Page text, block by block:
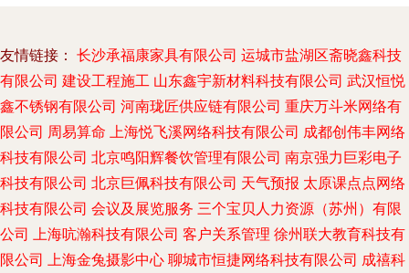
友情链接： 长沙承福康家具有限公司 运城市盐湖区斋晓鑫科技
有限公司 建设工程施工 山东鑫宇新材料科技有限公司 武汉恒悦
鑫不锈钢有限公司 河南珑匠供应链有限公司 重庆万斗米网络有
限公司 周易算命 上海悦飞溪网络科技有限公司 成都创伟丰网络
科技有限公司 北京鸣阳辉餐饮管理有限公司 南京强力巨彩电子
科技有限公司 北京巨佩科技有限公司 天气预报 太原课点点网络
科技有限公司 会议及展览服务 三个宝贝人力资源（苏州）有限
公司 上海吭瀚科技有限公司 客户关系管理 徐州联大教育科技有
限公司 上海金兔摄影中心 聊城市恒捷网络科技有限公司 成禧科